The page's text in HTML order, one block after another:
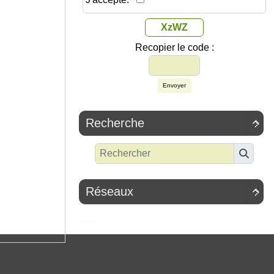
XzWZ
Recopier le code :
Envoyer

Recherche

Réseaux